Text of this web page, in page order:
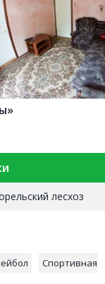
лесхоз
Спортивная